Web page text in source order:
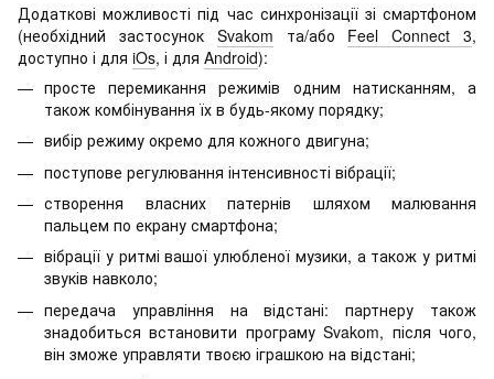
Додаткові можливості під час синхронізації зі смартфоном
(необхідний застосунок Svakom та/або Feel Connect 3,
доступно і для iOs, і для Android):
просте перемикання режимів одним натисканням, а
також комбінування їх в будь-якому порядку;
вибір режиму окремо для кожного двигуна;
поступове регулювання інтенсивності вібрації;
створення власних патернів шляхом малювання
пальцем по екрану смартфона;
вібрації у ритмі вашої улюбленої музики, а також у ритмі
звуків навколо;
передача управління на відстані: партнеру також
знадобиться встановити програму Svakom, після чого,
він зможе управляти твоєю іграшкою на відстані;